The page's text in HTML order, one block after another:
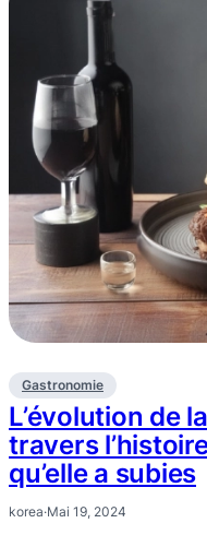
Gastronomie
L’évolution de
travers
qu’elle a subies
korea·Mai 19, 2024